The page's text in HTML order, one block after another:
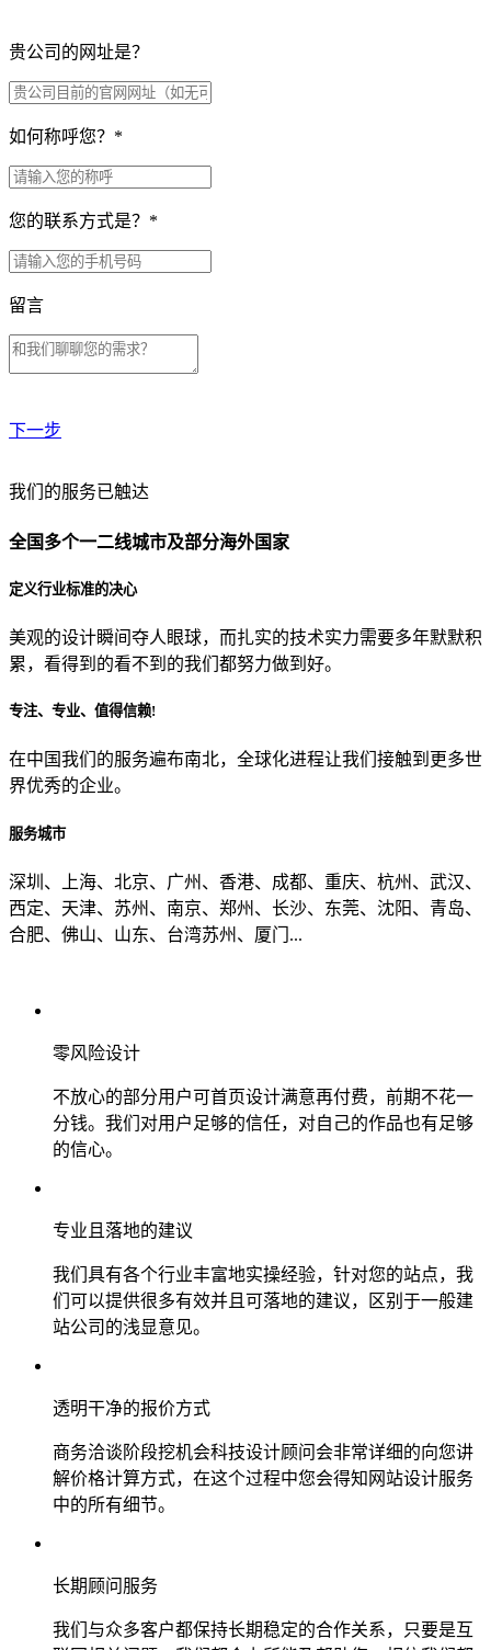
贵公司的网址是？
如何称呼您？ *
您的联系方式是？ *
留言
下一步
贵公司预算范围是？
贵公司的团队规模是？
目前主要的营销渠道是？
我们的服务已触达
全国多个一二线城市及部分海外国家
定义行业标准的决心
美观的设计瞬间夺人眼球，而扎实的技术实力需要多年默默积
累，看得到的看不到的我们都努力做到好。
专注、专业、值得信赖!
在中国我们的服务遍布南北，全球化进程让我们接触到更多世
界优秀的企业。
服务城市
深圳、上海、北京、广州、香港、成都、重庆、杭州、武汉、
西定、天津、苏州、南京、郑州、长沙、东莞、沈阳、青岛、
合肥、佛山、山东、台湾苏州、厦门...
零风险设计
不放心的部分用户可首页设计满意再付费，前期不花一
分钱。我们对用户足够的信任，对自己的作品也有足够
的信心。
专业且落地的建议
我们具有各个行业丰富地实操经验，针对您的站点，我
们可以提供很多有效并且可落地的建议，区别于一般建
站公司的浅显意见。
透明干净的报价方式
商务洽谈阶段挖机会科技设计顾问会非常详细的向您讲
解价格计算方式，在这个过程中您会得知网站设计服务
中的所有细节。
长期顾问服务
我们与众多客户都保持长期稳定的合作关系，只要是互